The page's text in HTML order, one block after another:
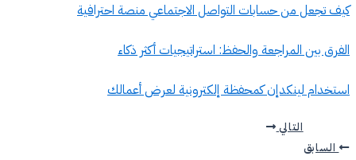
كيف تجعل من حسابات التواصل الاجتماعي منصة احترافية
الفرق بين المراجعة والحفظ: استراتيجيات أكثر ذكاء
استخدام لينكدإن كمحفظة إلكترونية لعرض أعمالك
السابق
التالي